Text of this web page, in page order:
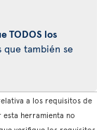
TODOS los
que también se
a los requisitos de
herramienta no